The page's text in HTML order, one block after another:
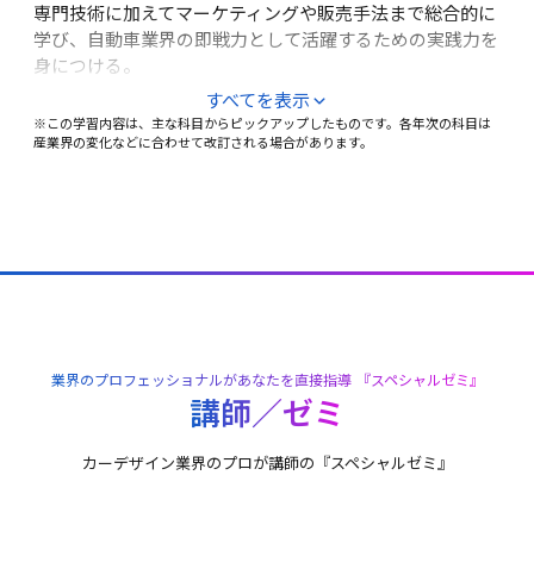
日常英会話
［基礎・応用]
プロダクトデザイン企画・デジタルスケッチ技法応用
［総合教育]
専門技術に加えてマーケティングや販売手法まで総合的に
学び、自動車業界の即戦力として活躍するための実践力を
身につける。
ケーススタディ（産学連携プロジェクト）、Alias
AutoStudio（3DCAD）実践、クレイモデリング、流体力
すべてを表示
※この学習内容は、主な科目からピックアップしたものです。各年次の科目は
産業界の変化などに合わせて改訂される場合があります。
業界のプロフェッショナルがあなたを直接指導 『スペシャルゼミ』
講師／ゼミ
カーデザイン業界のプロが講師の『スペシャルゼミ』